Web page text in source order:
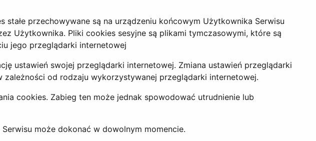
przechowywane są na urządzeniu końcowym Użytkownika Serwisu
Użytkownika. Pliki cookies sesyjne są plikami tymczasowymi, które są
jego przeglądarki internetowej
ustawień swojej przeglądarki internetowej. Zmiana ustawień przeglądarki
zależności od rodzaju wykorzystywanej przeglądarki internetowej.
cookies. Zabieg ten może jednak spowodować utrudnienie lub
może dokonać w dowolnym momencie.